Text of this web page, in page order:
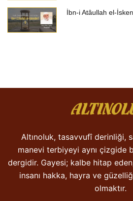
İbn-i Atâullah el-
Altınoluk, tasavvufî derinliği,
manevi terbiyeyi aynı çizgide
dergidir. Gayesi; kalbe hitap
insanı hakka, hayra ve
olmaktır.